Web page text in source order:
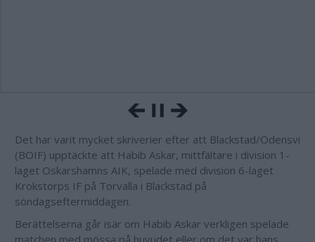
Det har varit mycket skriverier efter att Blackstad/Odensvi
(BOIF) upptäckte att Habib Askar, mittfältare i division 1-
laget Oskarshamns AIK, spelade med division 6-laget
Krokstorps IF på Torvalla i Blackstad på
söndagseftermiddagen.
Berättelserna går isär om Habib Askar verkligen spelade
matchen med mössa på huvudet eller om det var hans